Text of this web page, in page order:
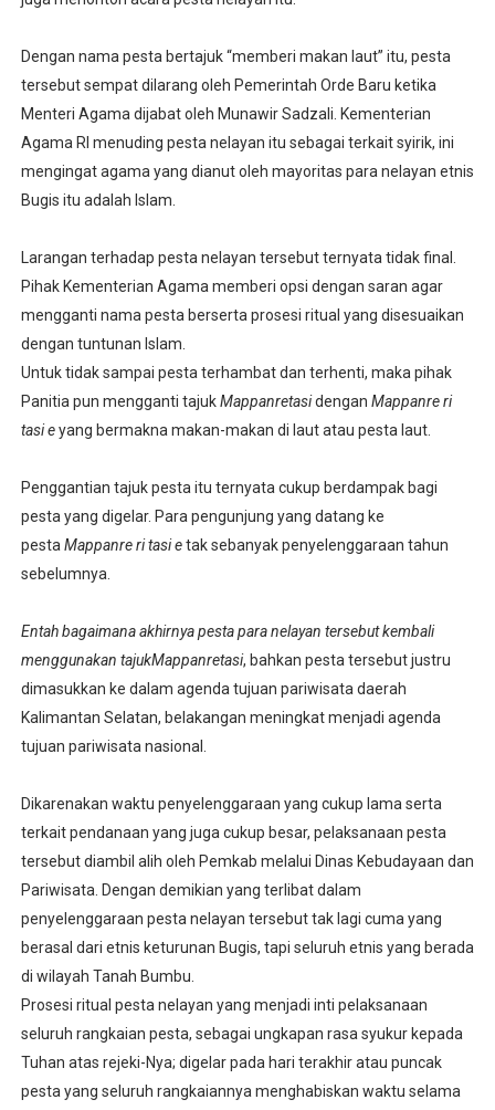
Dengan nama pesta bertajuk “memberi makan laut” itu, pesta
tersebut sempat dilarang oleh Pemerintah Orde Baru ketika
Menteri Agama dijabat oleh Munawir Sadzali. Kementerian
Agama RI menuding pesta nelayan itu sebagai terkait syirik, ini
mengingat agama yang dianut oleh mayoritas para nelayan etnis
Bugis itu adalah Islam.
Larangan terhadap pesta nelayan tersebut ternyata tidak final.
Pihak Kementerian Agama memberi opsi dengan saran agar
mengganti nama pesta berserta prosesi ritual yang disesuaikan
dengan tuntunan Islam.
Untuk tidak sampai pesta terhambat dan terhenti, maka pihak
Panitia pun mengganti tajukMappanretasidengan Mappanre ri
tasi eyang bermakna makan-makan di laut atau pesta laut.
Penggantian tajuk pesta itu ternyata cukup berdampak bagi
pesta yang digelar. Para pengunjung yang datang ke
pesta Mappanre ri tasi etak sebanyak penyelenggaraan tahun
sebelumnya.
Entah bagaimana akhirnya pesta para nelayan tersebut kembali
menggunakan tajukMappanretasi, bahkan pesta tersebut justru
dimasukkan ke dalam agenda tujuan pariwisata daerah
Kalimantan Selatan, belakangan meningkat menjadi agenda
tujuan pariwisata nasional.
Dikarenakan waktu penyelenggaraan yang cukup lama serta
terkait pendanaan yang juga cukup besar, pelaksanaan pesta
tersebut diambil alih oleh Pemkab melalui Dinas Kebudayaan dan
Pariwisata. Dengan demikian yang terlibat dalam
penyelenggaraan pesta nelayan tersebut tak lagi cuma yang
berasal dari etnis keturunan Bugis, tapi seluruh etnis yang berada
di wilayah Tanah Bumbu.
Prosesi ritual pesta nelayan yang menjadi inti pelaksanaan
seluruh rangkaian pesta, sebagai ungkapan rasa syukur kepada
Tuhan atas rejeki-Nya; digelar pada hari terakhir atau puncak
pesta yang seluruh rangkaiannya menghabiskan waktu selama